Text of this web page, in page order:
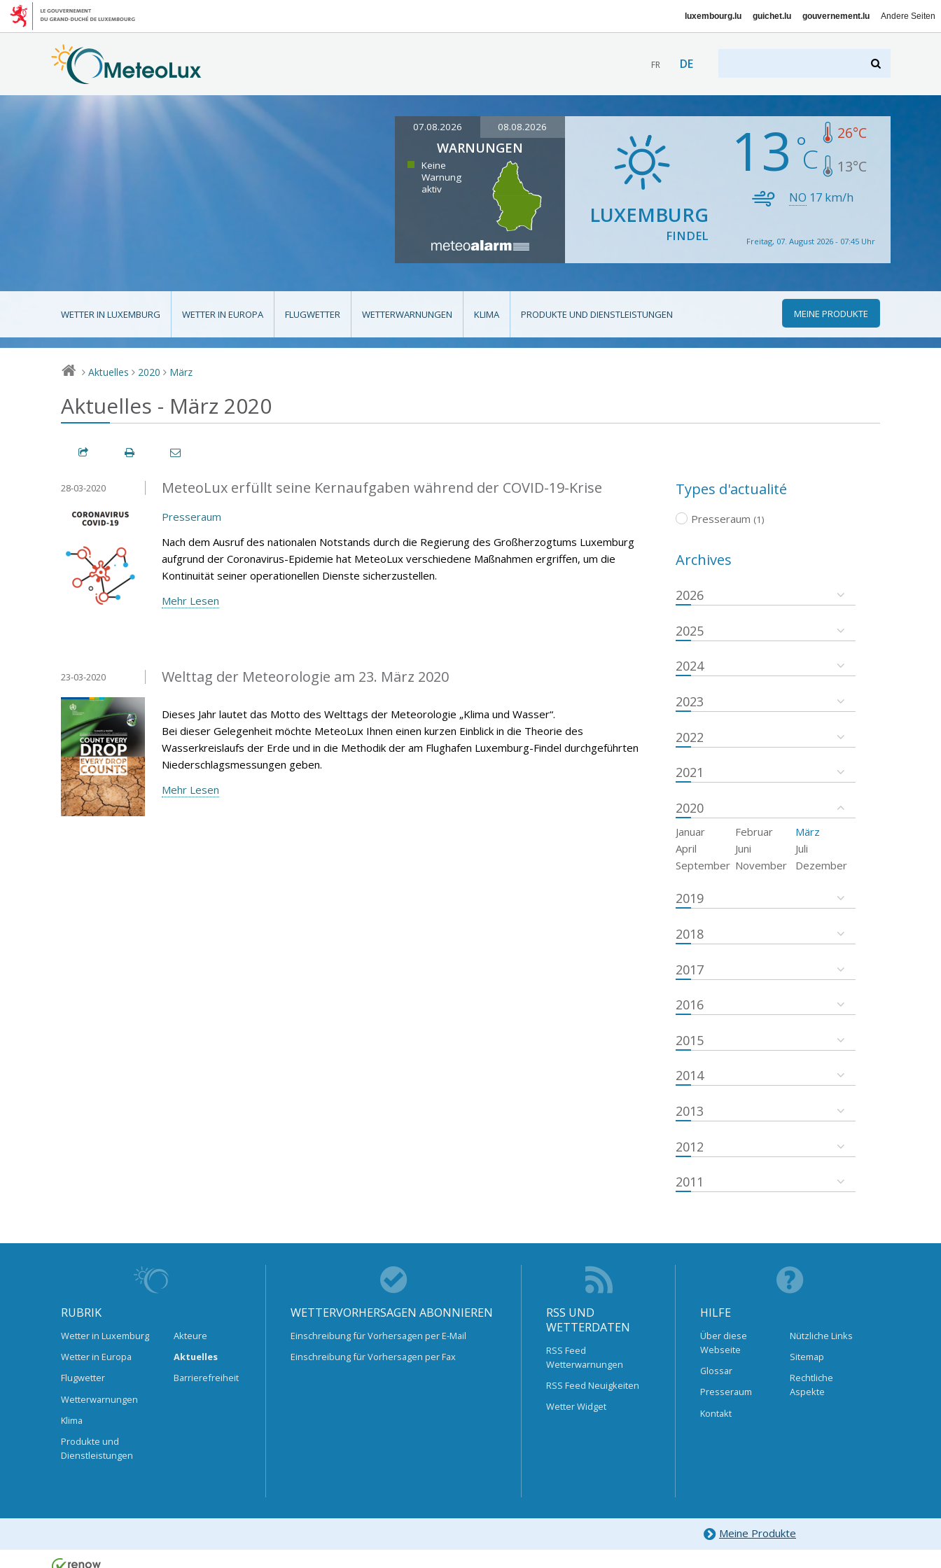
luxembourg.lu guichet.lu gouvernement.lu Andere Seiten
FR DE
07.08.2026 08.08.2026
WARNUNGEN
Keine
Warnung
aktiv
LUXEMBURG
FINDEL
13 26°C
13°C
NO 17 km/h
Freitag, 07. August 2026 - 07:45 Uhr
WETTER IN LUXEMBURG WETTER IN EUROPA FLUGWETTER WETTERWARNUNGEN KLIMA PRODUKTE UND DIENSTLEISTUNGEN MEINE PRODUKTE
> Aktuelles > 2020 > März
Aktuelles - März 2020
MeteoLux erfüllt seine Kernaufgaben während der COVID-19-Krise
28-03-2020
Presseraum
Nach dem Ausruf des nationalen Notstands durch die Regierung des Großherzogtums Luxemburg
aufgrund der Coronavirus-Epidemie hat MeteoLux verschiedene Maßnahmen ergriffen, um die
Kontinuität seiner operationellen Dienste sicherzustellen.
Mehr Lesen
Welttag der Meteorologie am 23. März 2020
23-03-2020
Dieses Jahr lautet das Motto des Welttags der Meteorologie „Klima und Wasser“.
Bei dieser Gelegenheit möchte MeteoLux Ihnen einen kurzen Einblick in die Theorie des
Wasserkreislaufs der Erde und in die Methodik der am Flughafen Luxemburg-Findel durchgeführten
Niederschlagsmessungen geben.
Mehr Lesen
Types d'actualité
Presseraum (1)
Archives
2026
2025
2024
2023
2022
2021
2020
Januar Februar
März
April
Juni
Juli
September November Dezember
2019
2018
2017
2016
2015
2014
2013
2012
2011
RUBRIK
Wetter in Luxemburg
Wetter in Europa
Flugwetter
Wetterwarnungen
Klima
Produkte und
Dienstleistungen
Akteure
Aktuelles
Barrierefreiheit
WETTERVORHERSAGEN ABONNIEREN
Einschreibung für Vorhersagen per E-Mail
Einschreibung für Vorhersagen per Fax
RSS UND
WETTERDATEN
RSS Feed
Wetterwarnungen
RSS Feed Neuigkeiten
Wetter Widget
HILFE
Über diese
Webseite
Glossar
Presseraum
Kontakt
Nützliche Links
Sitemap
Rechtliche
Aspekte
Meine Produkte